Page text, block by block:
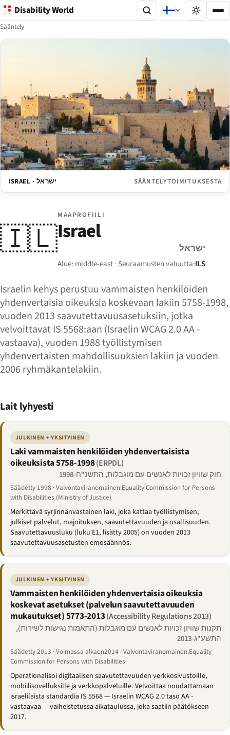
Disability World
Sääntely
ISRAEL · ישראל SÄÄNTELYTOIMITUKSESTA
🇮🇱
MAAPROFIILI
Israel
ישראל
Alue: middle-east · Seuraamusten valuutta:ILS
Israelin kehys perustuu vammaisten henkilöiden
yhdenvertaisia oikeuksia koskevaan lakiin 5758-1998,
vuoden 2013 saavutettavuusasetuksiin, jotka
velvoittavat IS 5568:aan (Israelin WCAG 2.0 AA -
vastaava), vuoden 1988 työllistymisen
yhdenvertaisten mahdollisuuksien lakiin ja vuoden
2006 ryhmäkantelakiin.
Lait lyhyesti
JULKINEN + YKSITYINEN
Laki vammaisten henkilöiden yhdenvertaisista
oikeuksista 5758-1998(ERPDL)
חוק שוויון זכויות לאנשים עם מוגבלות, התשנ"ח-1998
Säädetty 1998 · Valvontaviranomainen:Equality Commission for Persons
with Disabilities (Ministry of Justice)
Merkittävä syrjinnänvastainen laki, joka kattaa työllistymisen,
julkiset palvelut, majoituksen, saavutettavuuden ja osallisuuden.
Saavutettavuusluku (luku E1, lisätty 2005) on vuoden 2013
saavutettavuusasetusten emosäännös.
JULKINEN + YKSITYINEN
Vammaisten henkilöiden yhdenvertaisia oikeuksia
koskevat asetukset (palvelun saavutettavuuden
mukautukset) 5773-2013(Accessibility Regulations 2013)
תקנות שוויון זכויות לאנשים עם מוגבלות (התאמות נגישות לשירות),
התשע"ג-2013
Säädetty 2013 · Voimassa alkaen2014 · Valvontaviranomainen:Equality
Commission for Persons with Disabilities
Operationalisoi digitaalisen saavutettavuuden verkkosivustoille,
mobiilisovelluksille ja verkkopalveluille. Velvoittaa noudattamaan
israelilaista standardia IS 5568 — Israelin WCAG 2.0 taso AA -
vastaavaa — vaiheistetussa aikataulussa, joka saatiin päätökseen
2017.